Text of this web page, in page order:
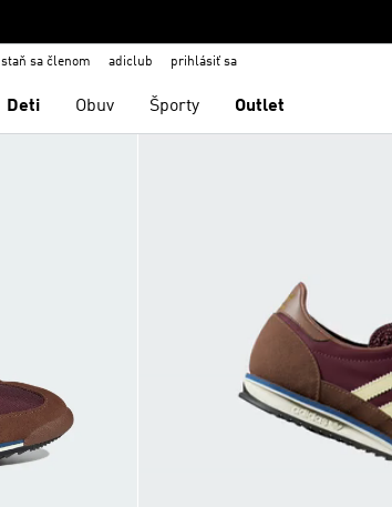
staň sa členom adiclub prihlásiť sa
Deti Obuv Športy Outlet